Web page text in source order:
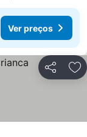
Ver preços
Partilhar